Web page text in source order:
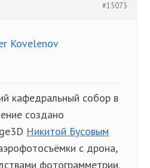
#15073
Kovelenov
кафедральный собор в
создано
Никитой Бусовым
с дрона,
фотограмметрии.